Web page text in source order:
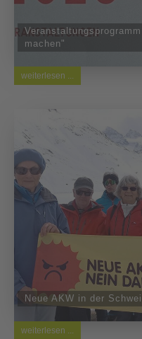
machen"
weiterlesen ...
Neue AKW in der
weiterlesen ...